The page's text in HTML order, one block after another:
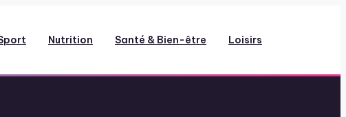
Nutrition Santé & Bien-être Loisirs